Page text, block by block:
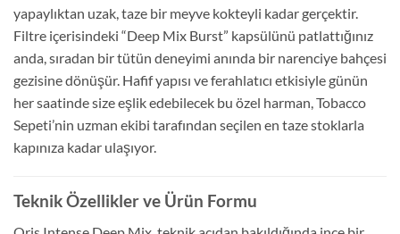
yapaylıktan uzak, taze bir meyve kokteyli kadar gerçektir.
Filtre içerisindeki “Deep Mix Burst” kapsülünü patlattığınız
anda, sıradan bir tütün deneyimi anında bir narenciye bahçesi
gezisine dönüşür. Hafif yapısı ve ferahlatıcı etkisiyle günün
her saatinde size eşlik edebilecek bu özel harman, Tobacco
Sepeti’nin uzman ekibi tarafından seçilen en taze stoklarla
kapınıza kadar ulaşıyor.
Teknik Özellikler ve Ürün Formu